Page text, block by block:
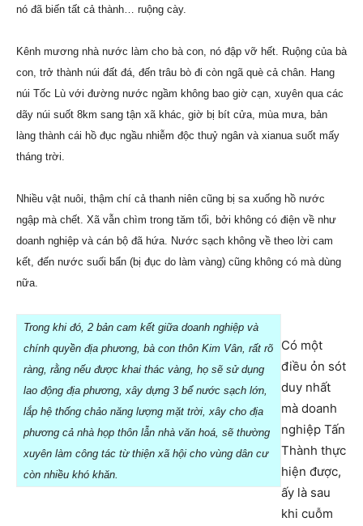
nó đã biến tất cả thành… ruộng cày.
Kênh mương nhà nước làm cho bà con, nó đập vỡ hết. Ruộng của bà
con, trở thành núi đất đá, đến trâu bò đi còn ngã què cả chân. Hang
núi Tốc Lù với đường nước ngầm không bao giờ cạn, xuyên qua các
dãy núi suốt 8km sang tận xã khác, giờ bị bít cửa, mùa mưa, bản
làng thành cái hồ đục ngầu nhiễm độc thuỷ ngân và xianua suốt mấy
tháng trời.
Nhiều vật nuôi, thậm chí cả thanh niên cũng bị sa xuống hồ nước
ngập mà chết. Xã vẫn chìm trong tăm tối, bởi không có điện về như
doanh nghiệp và cán bộ đã hứa. Nước sạch không về theo lời cam
kết, đến nước suối bẩn (bị đục do làm vàng) cũng không có mà dùng
nữa.
Trong khi đó, 2 bản cam kết giữa doanh nghiệp và
chính quyền địa phương, bà con thôn Kim Vân, rất rõ
ràng, rằng nếu được khai thác vàng, họ sẽ sử dụng
lao động địa phương, xây dựng 3 bể nước sạch lớn,
lắp hệ thống chảo năng lượng mặt trời, xây cho địa
phương cả nhà họp thôn lẫn nhà văn hoá, sẽ thường
xuyên làm công tác từ thiện xã hội cho vùng dân cư
còn nhiều khó khăn.
Có một
điều ỏn sót
duy nhất
mà doanh
nghiệp Tấn
Thành thực
hiện được,
ấy là sau
khi cuỗm